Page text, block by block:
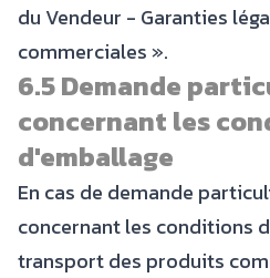
du Vendeur - Garanties
commerciales ».
6.5 Demande
concernant les
d'emballage
En cas de demande
concernant les conditions
transport des produits